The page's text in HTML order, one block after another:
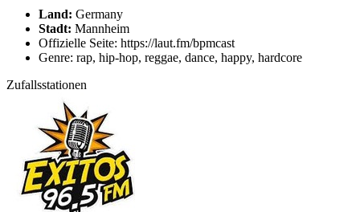
Land: Germany
Stadt: Mannheim
Offizielle Seite: https://laut.fm/bpmcast
Genre: rap, hip-hop, reggae, dance, happy, hardcore
Zufallsstationen